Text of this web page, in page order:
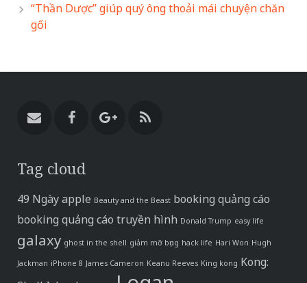
“Thần Dược” giúp quý ông thoải mái chuyện chăn
gối
Tag cloud
49 Ngàyapple Beauty and the Beast booking quảng cáo
booking quảng cáo truyền hình Donald Trump easy life
galaxy ghost in the shell giảm mỡ bụng hack life Hari Won Hugh
Jackman iPhone 8 James Cameron Keanu Reeves King kong Kong: